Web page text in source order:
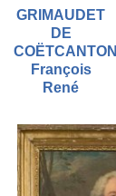
GRIMAUDET
DE
COËTCANTON
François
René